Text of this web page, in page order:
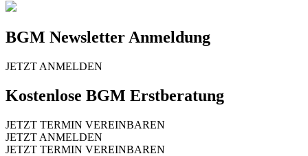
BGM Newsletter Anmeldung
JETZT ANMELDEN
Kostenlose BGM Erstberatung
JETZT TERMIN VEREINBAREN
JETZT ANMELDEN
JETZT TERMIN VEREINBAREN